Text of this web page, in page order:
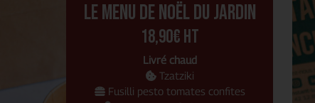
Le Menu de noël du jardin
18,90€ HT
Livré chaud
Tzatziki
Fusilli pesto tomates confites